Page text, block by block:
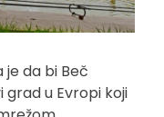
da bi Beč
u Evropi koji